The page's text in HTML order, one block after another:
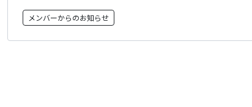
メンバーからのお知らせ